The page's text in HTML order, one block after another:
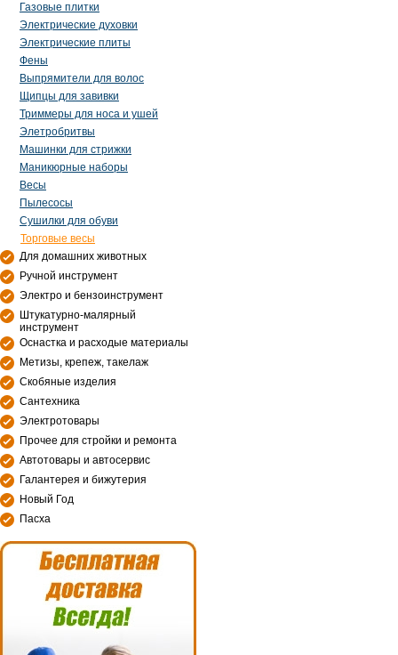
Газовые плитки
Электрические духовки
Электрические плиты
Фены
Выпрямители для волос
Щипцы для завивки
Триммеры для носа и ушей
Элетробритвы
Машинки для стрижки
Маникюрные наборы
Весы
Пылесосы
Сушилки для обуви
Торговые весы
Для домашних животных
Ручной инструмент
Электро и бензоинструмент
Штукатурно-малярный
инструмент
Оснастка и расходые материалы
Метизы, крепеж, такелаж
Скобяные изделия
Сантехника
Электротовары
Прочее для стройки и ремонта
Автотовары и автосервис
Галантерея и бижутерия
Новый Год
Пасха